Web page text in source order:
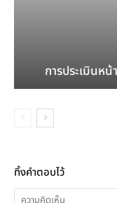
การประเมินห
ทิ้งคำตอบไว้